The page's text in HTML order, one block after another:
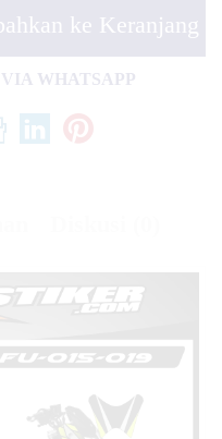
ke Keranjang
WHATSAPP